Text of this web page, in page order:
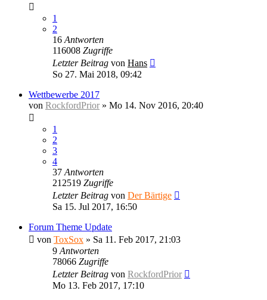
1
2
16 Antworten
116008 Zugriffe
Letzter Beitrag von Hans
So 27. Mai 2018, 09:42
Wettbewerbe 2017
von RockfordPrior » Mo 14. Nov 2016, 20:40
1
2
3
4
37 Antworten
212519 Zugriffe
Letzter Beitrag von Der Bärtige
Sa 15. Jul 2017, 16:50
Forum Theme Update
von ToxSox » Sa 11. Feb 2017, 21:03
9 Antworten
78066 Zugriffe
Letzter Beitrag von RockfordPrior
Mo 13. Feb 2017, 17:10